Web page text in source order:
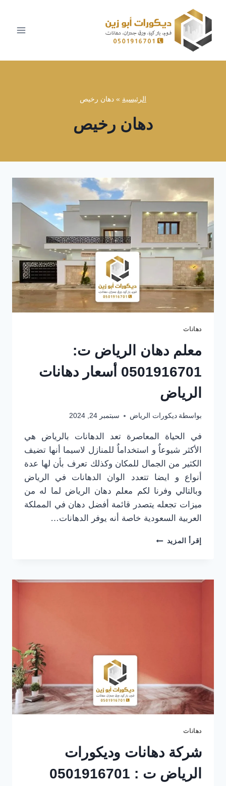
المحتوى
الرئيسية » دهان رخيص
دهان رخيص
دهانات
معلم دهان الرياض ت:
0501916701 أسعار دهانات
الرياض
بواسطة ديكورات الرياض سبتمبر 24, 2024
في الحياة المعاصرة تعد الدهانات بالرياض هي
الأكثر شيوعاٌ و استخداماٌ للمنازل لاسيما أنها تضيف
الكثير من الجمال للمكان وكذلك تعرف بأن لها عدة
أنواع و ايضا تتعدد الوان الدهانات في الرياض
وبالتالي وفرنا لكم معلم دهان الرياض لما له من
ميزات تجعله يتصدر قائمة أفضل دهان في المملكة
العربية السعودية خاصة أنه يوفر الدهانات…
إقرأ المزيد معلم
0501916701
دهانات
شركة دهانات وديكورات
الرياض ت : 0501916701